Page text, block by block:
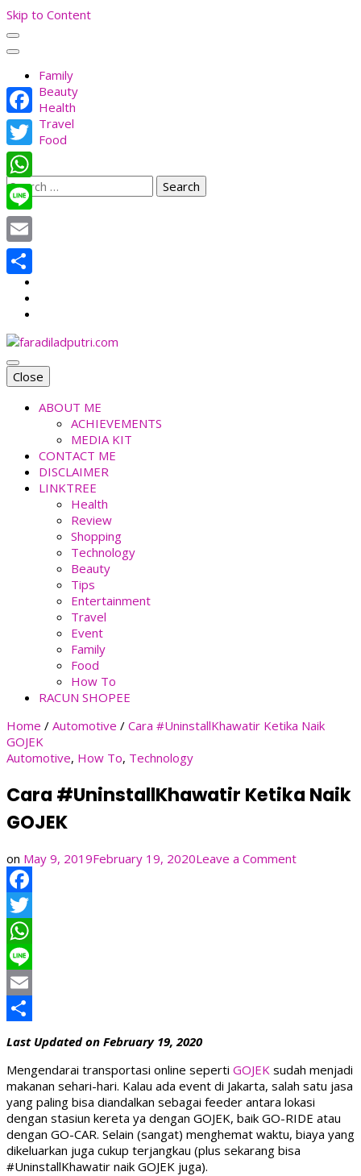
Skip to Content
Family
Beauty
Health
Travel
Food
Search
for:
faradiladputri.com
Indonesian Millennial Mom and Lifestyle Blogger
Close
ABOUT ME
ACHIEVEMENTS
MEDIA KIT
CONTACT ME
DISCLAIMER
LINKTREE
Health
Review
Shopping
Technology
Beauty
Tips
Entertainment
Travel
Event
Family
Food
How To
RACUN SHOPEE
Home / Automotive / Cara #UninstallKhawatir Ketika Naik
GOJEK
Automotive, How To, Technology
Cara #UninstallKhawatir Ketika Naik
GOJEK
on May 9, 2019February 19, 2020Leave a Commenton
Facebook
Twitter
WhatsApp
Line
Email
Share
Last Updated on February 19, 2020
Mengendarai transportasi online seperti GOJEK sudah menjadi
makanan sehari-hari. Kalau ada event di Jakarta, salah satu jasa
yang paling bisa diandalkan sebagai feeder antara lokasi
dengan stasiun kereta ya dengan GOJEK, baik GO-RIDE atau
dengan GO-CAR. Selain (sangat) menghemat waktu, biaya yang
dikeluarkan juga cukup terjangkau (plus sekarang bisa
#UninstallKhawatir naik GOJEK juga).
Facebook
Twitter
WhatsApp
Line
Email
Share